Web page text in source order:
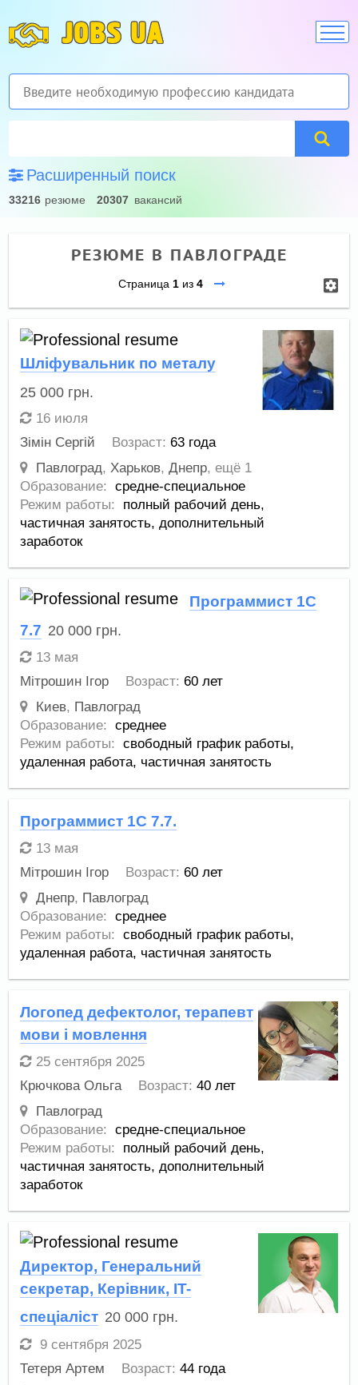
JOBS UA
Расширенный поиск
33216 резюме 20307 вакансий
РЕЗЮМЕ В ПАВЛОГРАДЕ
Страница 1 из 4
Шліфувальник по металу
25 000 грн.
16 июля
Зімін Сергій
Возраст: 63 года
Павлоград, Харьков,Днепр,ещё 1
Образование:
средне-специальное
Режим работы:
полный рабочий день,
частичная занятость, дополнительный
заработок
Программист 1С
7.7 20 000 грн.
13 мая
Мітрошин Ігор
Возраст: 60 лет
Киев, Павлоград
Образование:
среднее
Режим работы:
свободный график работы,
удаленная работа, частичная занятость
Программист 1С 7.7.
13 мая
Мітрошин Ігор
Возраст: 60 лет
Днепр, Павлоград
Образование:
среднее
Режим работы:
свободный график работы,
удаленная работа, частичная занятость
Логопед дефектолог, терапевт
мови і мовлення
25 сентября 2025
Крючкова Ольга
Возраст: 40 лет
Павлоград
Образование:
средне-специальное
Режим работы:
полный рабочий день,
частичная занятость, дополнительный
заработок
Директор, Генеральний
секретар, Керівник, IT-
спеціаліст 20 000 грн.
9 сентября 2025
Тетеря Артем
Возраст: 44 года